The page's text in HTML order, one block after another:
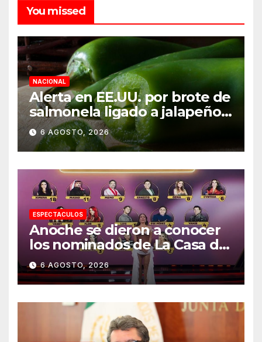
You missed
NACIONAL
Alerta en EE.UU. por brote de
salmonela ligado a jalapeños
mexicanos; reportan 345
casos
6 AGOSTO, 2026
ESPECTACULOS
Anoche se dieron a conocer
los nominados de La Casa de
los Famosos México 2026 en
la segunda semana
6 AGOSTO, 2026